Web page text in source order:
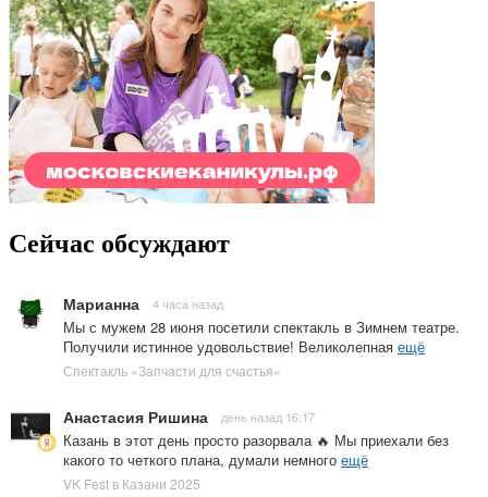
Сейчас обсуждают
Марианна 4 часа назад
Мы с мужем 28 июня посетили спектакль в Зимнем театре.
Получили истинное удовольствие! Великолепная ещё
Спектакль «Запчасти для счастья»
Анастасия Ришина день назад 16:17
Казань в этот день просто разорвала 🔥 Мы приехали без
какого то четкого плана, думали немного ещё
VK Fest в Казани 2025